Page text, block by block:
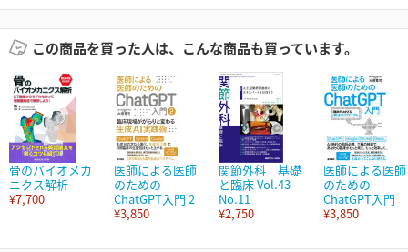
この商品を買った人は、こんな商品も買っています。
骨のバイオメカ
ニクス解析
¥7,700
医師による医師
のための
ChatGPT入門 2
¥3,850
関節外科 基礎
と臨床 Vol.43
No.11
¥2,750
医師による医師
のための
ChatGPT入門
¥3,850